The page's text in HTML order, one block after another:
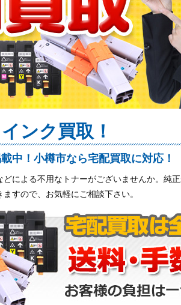
ンク買取！
中！小樽市なら宅配買取に対応！
による不用なトナーがございませんか。純
すので、お気軽にご相談下さい。